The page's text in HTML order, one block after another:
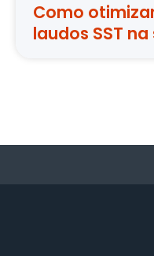
Como
laudos SST